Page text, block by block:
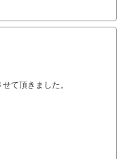
て頂きました。